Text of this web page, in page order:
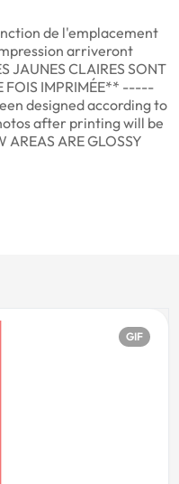
de l'emplacement
arriveront
JAUNES CLAIRES SONT
FOIS IMPRIMÉE** -----
designed according to
after printing will be
ARE GLOSSY
GIF